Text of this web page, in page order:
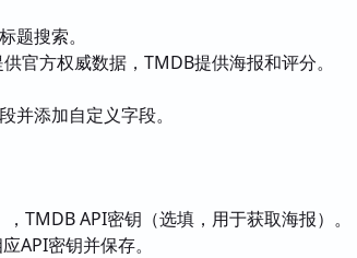
题搜索。
官方权威数据，TMDB提供海报和评分。
并添加自定义字段。
TMDB API密钥（选填，用于获取海报）。
API密钥并保存。